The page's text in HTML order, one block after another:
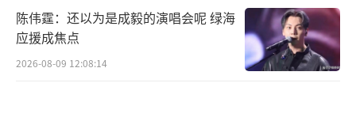
陈伟霆：还以为是成毅的演唱会呢 绿海
应援成焦点
2026-08-09 12:08:14